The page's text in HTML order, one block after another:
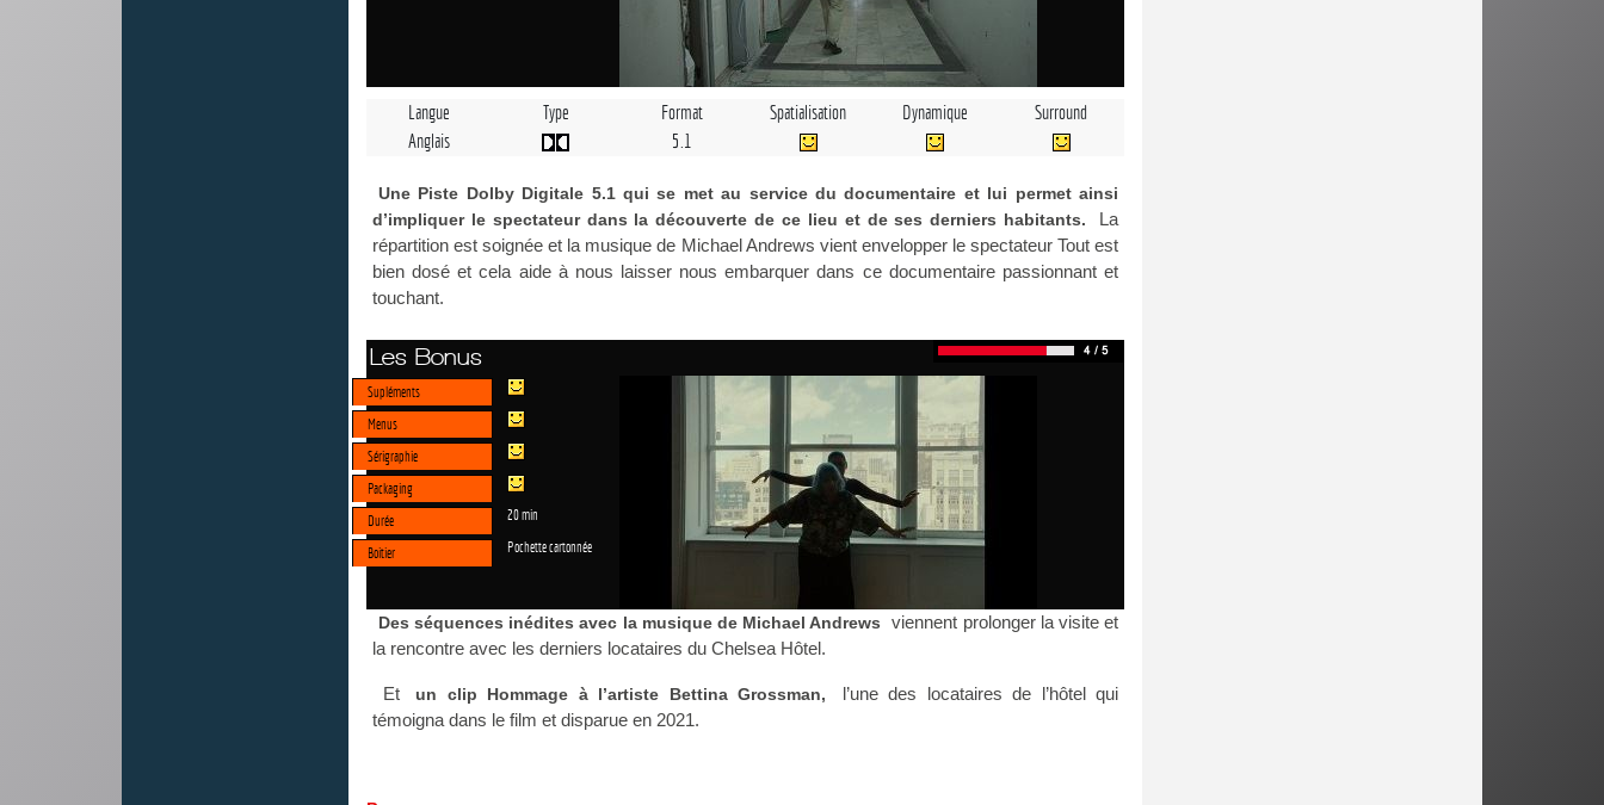
Langue Type Format Spatialisation Dynamique
Surround
Anglais
5.1
Une Piste Dolby Digitale 5.1 qui se met au service du documentaire et lui permet ainsi
d’impliquer le spectateur dans la découverte de ce lieu et de ses derniers habitants.
La
répartition est soignée et la musique de Michael Andrews vient envelopper le spectateur Tout est
bien dosé et cela aide à nous laisser nous embarquer dans ce documentaire passionnant et
touchant.
Les Bonus
Supléments
Menus
Sérigraphie
Packaging
Durée
20 min
Boitier Pochette cartonnée
Des séquences inédites avec la musique de Michael Andrews
viennent prolonger la visite et
la rencontre avec les derniers locataires du Chelsea Hôtel.
Et un clip Hommage à l’artiste Bettina Grossman,
l’une des locataires de l’hôtel qui
témoigna dans le film et disparue en 2021.